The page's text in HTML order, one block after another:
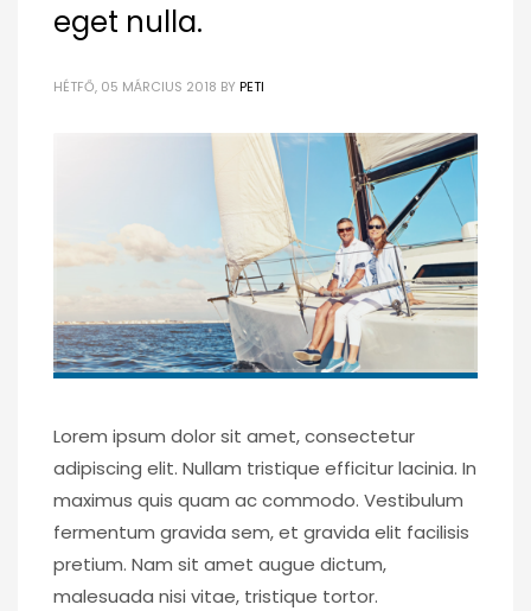
eget nulla.
HÉTFŐ, 05 MÁRCIUS 2018 BY PETI
Lorem ipsum dolor sit amet, consectetur
adipiscing elit. Nullam tristique efficitur lacinia. In
maximus quis quam ac commodo. Vestibulum
fermentum gravida sem, et gravida elit facilisis
pretium. Nam sit amet augue dictum,
malesuada nisi vitae, tristique tortor.